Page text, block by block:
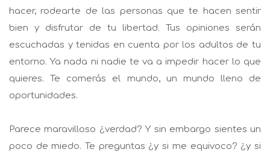
hacer, rodearte de las personas que te hacen sentir
bien y disfrutar de tu libertad. Tus opiniones serán
escuchadas y tenidas en cuenta por los adultos de tu
entorno. Ya nada ni nadie te va a impedir hacer lo que
quieres. Te comerás el mundo, un mundo lleno de
oportunidades.
Parece maravilloso ¿verdad? Y sin embargo sientes un
poco de miedo. Te preguntas ¿y si me equivoco? ¿y si